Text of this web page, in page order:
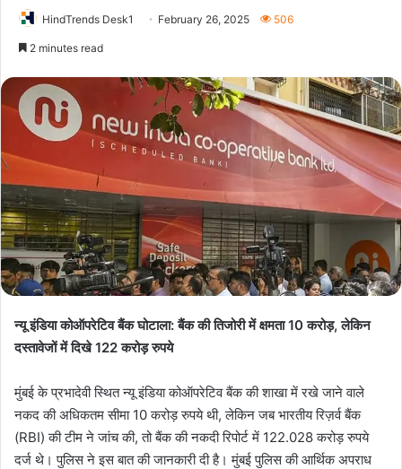
HindTrends Desk1 February 26, 2025 506
2 minutes read
न्यू इंडिया कोऑपरेटिव बैंक घोटाला: बैंक की तिजोरी में क्षमता 10 करोड़, लेकिन
दस्तावेजों में दिखे 122 करोड़ रुपये
मुंबई के प्रभादेवी स्थित न्यू इंडिया कोऑपरेटिव बैंक की शाखा में रखे जाने वाले
नकद की अधिकतम सीमा 10 करोड़ रुपये थी, लेकिन जब भारतीय रिज़र्व बैंक
(RBI) की टीम ने जांच की, तो बैंक की नकदी रिपोर्ट में 122.028 करोड़ रुपये
दर्ज थे। पुलिस ने इस बात की जानकारी दी है। मुंबई पुलिस की आर्थिक अपराध